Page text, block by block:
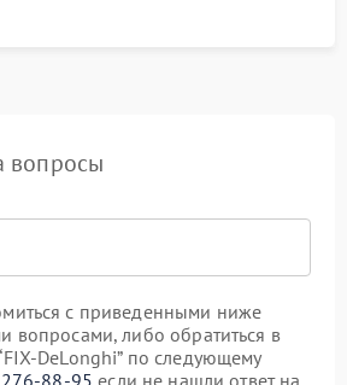
вопросы
с приведенными ниже
вопросами, либо обратиться в
DeLonghi” по следующему
88-95 если не нашли ответ на